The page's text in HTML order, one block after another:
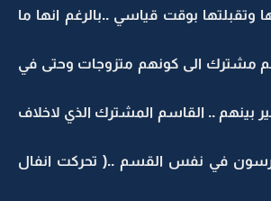
بوقت قياسي ..بالرغم انها ما
مشترك الى كونهم متزوجات وحتى في
.. القاسم المشترك الذي لاخلاف
في نفس القسم ..( تحركت انفال